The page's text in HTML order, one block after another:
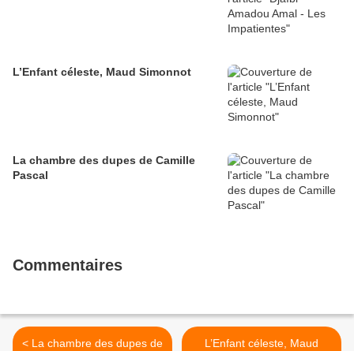
L’Enfant céleste, Maud Simonnot
La chambre des dupes de Camille
Pascal
Commentaires
< La chambre des dupes de
L’Enfant céleste, Maud